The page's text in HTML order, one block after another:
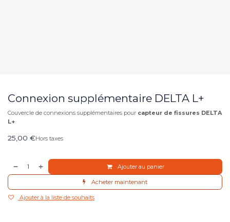
Connexion supplémentaire DELTA L+
Couvercle de connexions supplémentaires pour capteur de fissures DELTA
L+
25,00 €Hors taxes
Ajouter au panier
Acheter maintenant
Ajouter à la liste de souhaits